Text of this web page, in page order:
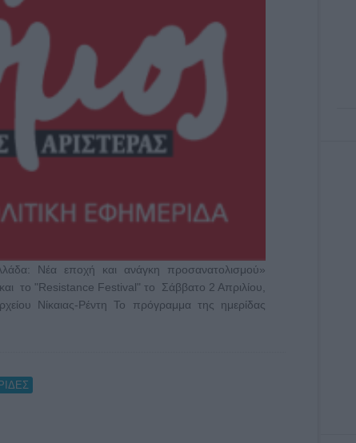
Νέα εποχή και ανάγκη προσανατολισμού»
το "Resistance Festival" το Σάββατο 2 Απριλίου,
Νίκαιας-Ρέντη Το πρόγραμμα της ημερίδας